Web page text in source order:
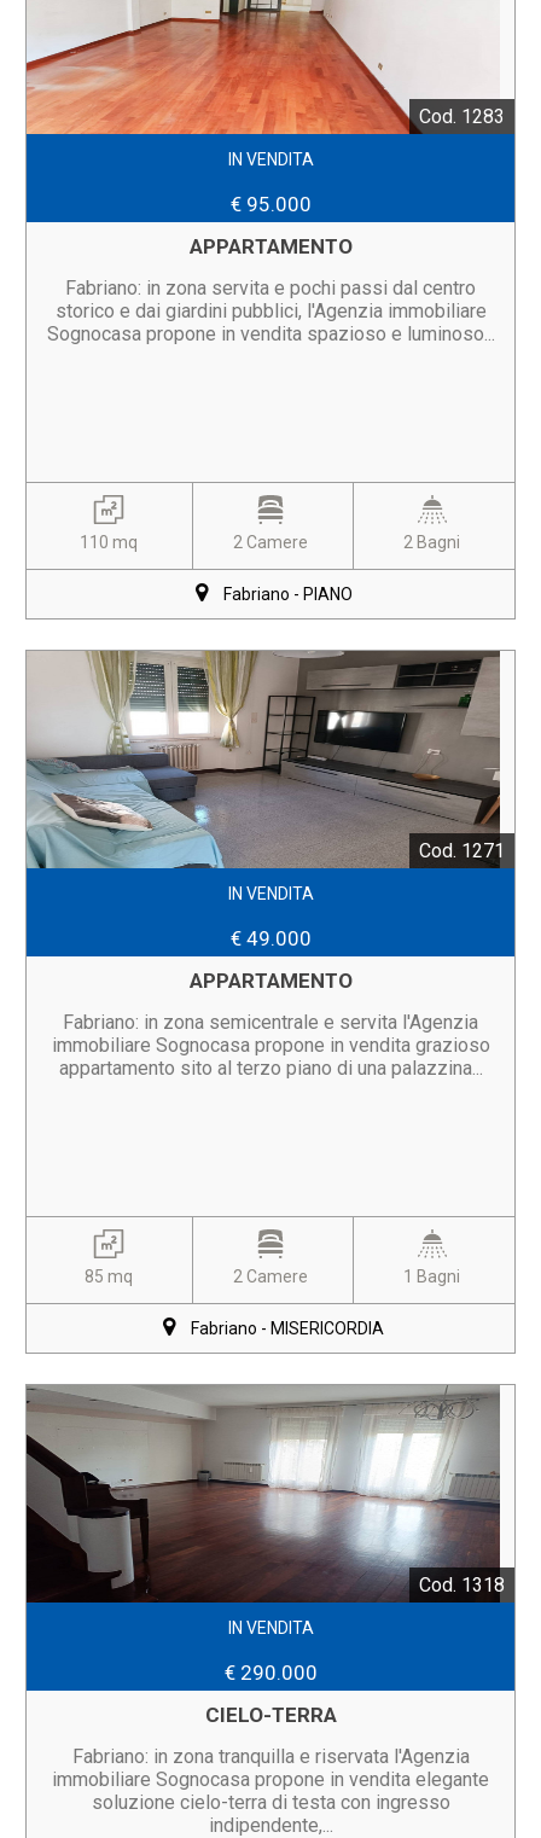
Cod. 1283
IN VENDITA
€ 95.000
APPARTAMENTO
Fabriano: in zona servita e pochi passi dal centro
storico e dai giardini pubblici, l'Agenzia immobiliare
Sognocasa propone in vendita spazioso e luminoso...
110 mq 2 Camere 2 Bagni
Fabriano - PIANO
Cod. 1271
IN VENDITA
€ 49.000
APPARTAMENTO
Fabriano: in zona semicentrale e servita l'Agenzia
immobiliare Sognocasa propone in vendita grazioso
appartamento sito al terzo piano di una palazzina...
85 mq 2 Camere 1 Bagni
Fabriano - MISERICORDIA
Cod. 1318
IN VENDITA
€ 290.000
CIELO-TERRA
Fabriano: in zona tranquilla e riservata l'Agenzia
immobiliare Sognocasa propone in vendita elegante
soluzione cielo-terra di testa con ingresso
indipendente,...